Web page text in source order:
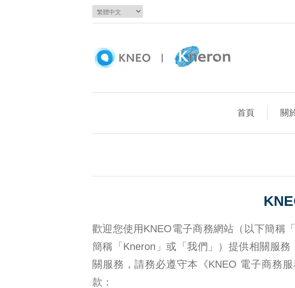
首頁 關
歡迎您使用KNEO電子商務網站（以下簡稱
簡稱「Kneron」或「我們」）提供相關服
關服務，請務必遵守本《KNEO 電子商務
款：